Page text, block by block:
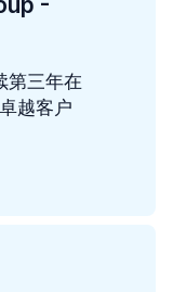
第三年在
越客户